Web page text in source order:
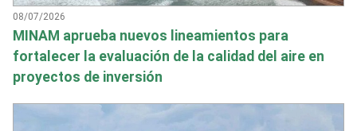
08/07/2026
MINAM aprueba nuevos lineamientos para
fortalecer la evaluación de la calidad del aire en
proyectos de inversión